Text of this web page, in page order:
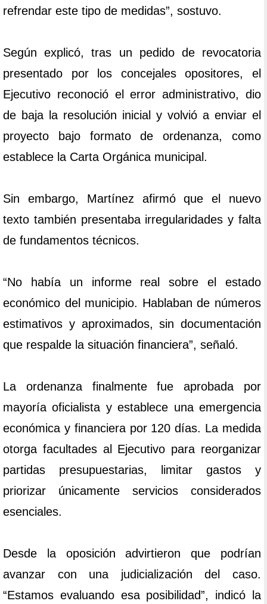
refrendar este tipo de medidas”, sostuvo.
Según explicó, tras un pedido de revocatoria
presentado por los concejales opositores, el
Ejecutivo reconoció el error administrativo, dio
de baja la resolución inicial y volvió a enviar el
proyecto bajo formato de ordenanza, como
establece la Carta Orgánica municipal.
Sin embargo, Martínez afirmó que el nuevo
texto también presentaba irregularidades y falta
de fundamentos técnicos.
“No había un informe real sobre el estado
económico del municipio. Hablaban de números
estimativos y aproximados, sin documentación
que respalde la situación financiera”, señaló.
La ordenanza finalmente fue aprobada por
mayoría oficialista y establece una emergencia
económica y financiera por 120 días. La medida
otorga facultades al Ejecutivo para reorganizar
partidas presupuestarias, limitar gastos y
priorizar únicamente servicios considerados
esenciales.
Desde la oposición advirtieron que podrían
avanzar con una judicialización del caso.
“Estamos evaluando esa posibilidad”, indicó la